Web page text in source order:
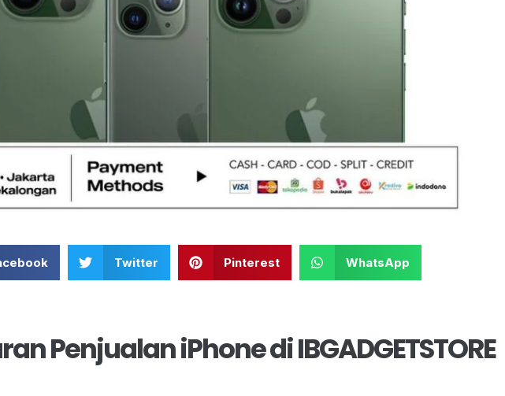
Twitter Pinterest WhatsApp
Penjualan iPhone di IBGADGETSTORE